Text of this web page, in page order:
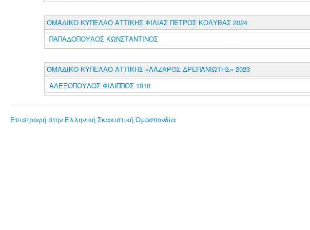
ΟΜΑΔΙΚΟ ΚΥΠΕΛΛΟ ΑΤΤΙΚΗΣ ΦΙΛΙΑΣ ΠΕΤΡΟΣ ΚΟΛΥΒΑΣ 2024
ΠΑΠΑΔΟΠΟΥΛΟΣ ΚΩΝΣΤΑΝΤΙΝΟΣ
ΟΜΑΔΙΚΟ ΚΥΠΕΛΛΟ ΑΤΤΙΚΗΣ «ΛΑΖΑΡΟΣ ΔΡΕΠΑΝΙΩΤΗΣ» 2023
ΑΛΕΞΟΠΟΥΛΟΣ ΦΙΛΙΠΠΟΣ 1010
Επιστροφή στην Ελληνική Σκακιστική Ομοσπονδία